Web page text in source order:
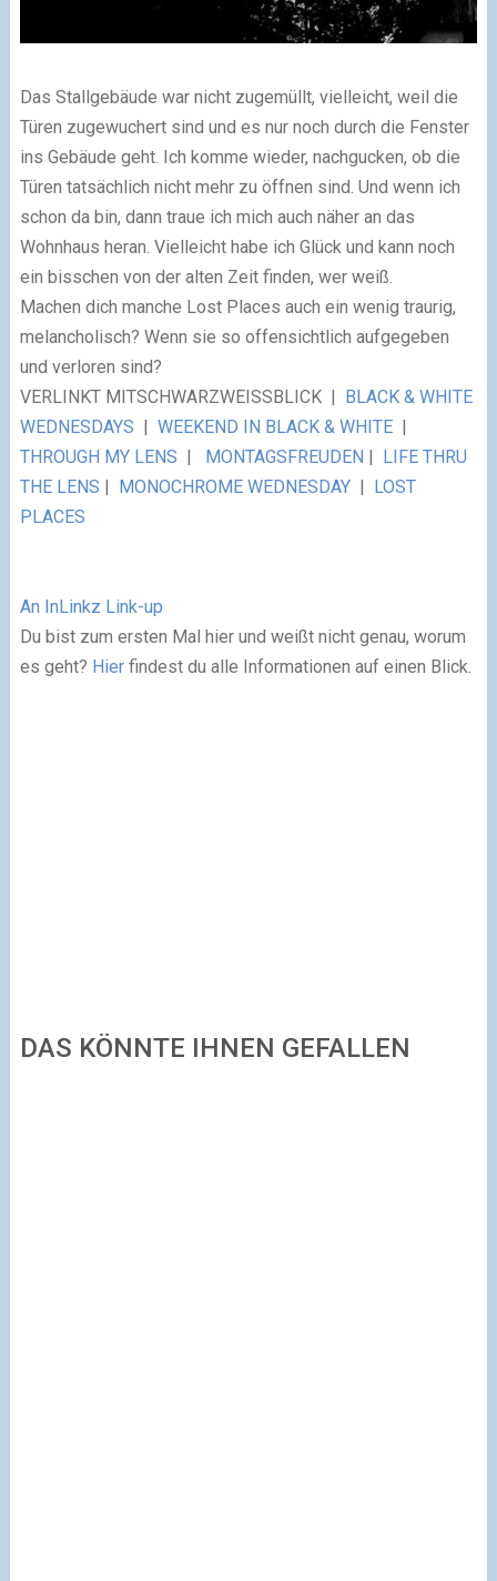
Das Stallgebäude war nicht zugemüllt, vielleicht, weil die
Türen zugewuchert sind und es nur noch durch die Fenster
ins Gebäude geht. Ich komme wieder, nachgucken, ob die
Türen tatsächlich nicht mehr zu öffnen sind. Und wenn ich
schon da bin, dann traue ich mich auch näher an das
Wohnhaus heran. Vielleicht habe ich Glück und kann noch
ein bisschen von der alten Zeit finden, wer weiß.
Machen dich manche Lost Places auch ein wenig traurig,
melancholisch? Wenn sie so offensichtlich aufgegeben
und verloren sind?
VERLINKT MITSCHWARZWEISSBLICK | BLACK & WHITE
WEDNESDAYS | WEEKEND IN BLACK & WHITE|
THROUGH MY LENS | MONTAGSFREUDEN | LIFE THRU
THE LENS | MONOCHROME WEDNESDAY | LOST
PLACES
An InLinkz Link-up
Du bist zum ersten Mal hier und weißt nicht genau, worum
es geht? Hierfindest du alle Informationen auf einen Blick.
DAS KÖNNTE IHNEN GEFALLEN